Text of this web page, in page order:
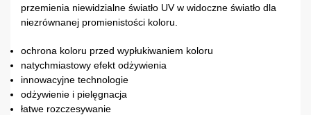
przemienia niewidzialne światło UV w widoczne światło dla
niezrównanej promienistości koloru.
ochrona koloru przed wypłukiwaniem koloru
natychmiastowy efekt odżywienia
innowacyjne technologie
odżywienie i pielęgnacja
łatwe rozczesywanie